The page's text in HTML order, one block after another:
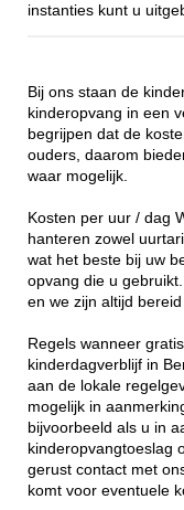
instanties kunt u
Bij ons staan de
kinderopvang in een
begrijpen dat de
ouders, daarom
waar mogelijk.
Kosten per uur / dag
hanteren zowel
wat het beste bij uw
opvang die u
en we zijn altijd
Regels wanneer
kinderdagverblijf in
aan de lokale
mogelijk in
bijvoorbeeld als u in
kinderopvangtoeslag
gerust contact met
komt voor eventuele